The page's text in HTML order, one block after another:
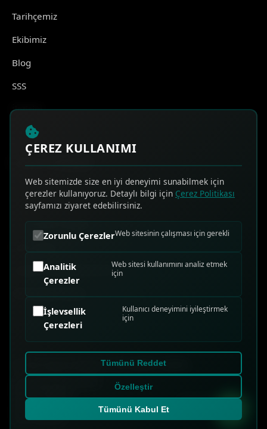
Tarihçemiz
Ekibimiz
Blog
SSS
İletişim
HIZLI ERİŞİM
Online Teklif Al
Sık Sorulan Sorular
Telefon: 0544 582 99 78
WhatsApp Destek
© 2026 Sigorta Rüzgarı. Tüm hakları saklıdır.
Gizlilik Politikası
Çerez Ayarları
Design byWebesk
ÇEREZ KULLANIMI
Web sitemizde size en iyi deneyimi sunabilmek için
çerezler kullanıyoruz. Detaylı bilgi için Çerez Politikası
sayfamızı ziyaret edebilirsiniz.
Zorunlu ÇerezlerWeb sitesinin çalışması için gerekli
Analitik
Çerezler
Web sitesi kullanımını analiz etmek
için
İşlevsellik
Çerezleri
Kullanıcı deneyimini iyileştirmek
için
Tümünü Reddet
Özelleştir
Tümünü Kabul Et